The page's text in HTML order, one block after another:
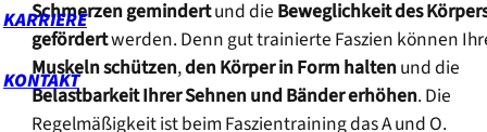
KARRIERE
KONTAKT
Schmerzen gemindertund die Beweglichkeit des
gefördertwerden. Denn gut trainierte Faszien können
Muskeln schützen,den Körper in Form haltenund die
Belastbarkeit Ihrer Sehnen und Bänder erhöhen. Die
Regelmäßigkeit ist beim Faszientraining das A und O.